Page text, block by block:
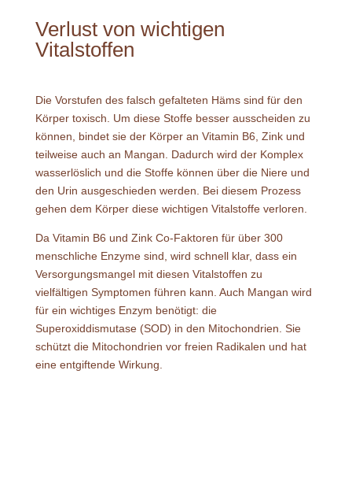
Verlust von wichtigen
Vitalstoffen
Die Vorstufen des falsch gefalteten Häms sind für den
Körper toxisch. Um diese Stoffe besser ausscheiden zu
können, bindet sie der Körper an Vitamin B6, Zink und
teilweise auch an Mangan. Dadurch wird der Komplex
wasserlöslich und die Stoffe können über die Niere und
den Urin ausgeschieden werden. Bei diesem Prozess
gehen dem Körper diese wichtigen Vitalstoffe verloren.
Da Vitamin B6 und Zink Co-Faktoren für über 300
menschliche Enzyme sind, wird schnell klar, dass ein
Versorgungsmangel mit diesen Vitalstoffen zu
vielfältigen Symptomen führen kann. Auch Mangan wird
für ein wichtiges Enzym benötigt: die
Superoxiddismutase (SOD) in den Mitochondrien. Sie
schützt die Mitochondrien vor freien Radikalen und hat
eine entgiftende Wirkung.